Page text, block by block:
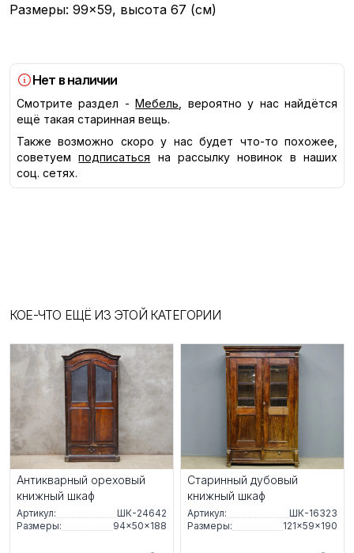
Размеры: 99×59, высота 67 (см)
Нет в наличии
Смотрите раздел - Мебель , вероятно у нас найдётся
ещё такая старинная вещь.
Также возможно скоро у нас будет что-то похожее,
советуем
подписаться
на рассылку новинок в наших
соц. сетях.
КОЕ-ЧТО ЕЩЁ ИЗ ЭТОЙ КАТЕГОРИИ
Антикварный ореховый
книжный шкаф
Артикул:
ШК-24642
Размеры:
94×50×188
Старинный дубовый
книжный шкаф
Артикул:
ШК-16323
Размеры:
121×59×190